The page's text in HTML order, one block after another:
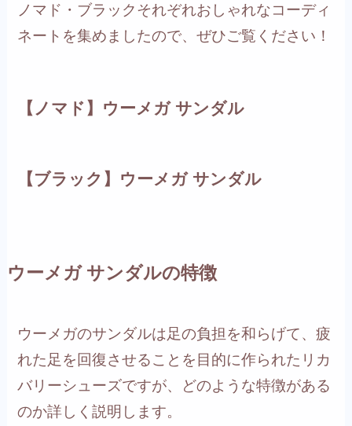
ノマド・ブラックそれぞれおしゃれなコーディ
ネートを集めましたので、ぜひご覧ください！
【ノマド】ウーメガ サンダル
【ブラック】ウーメガ サンダル
ウーメガ サンダルの特徴
ウーメガのサンダルは足の負担を和らげて、疲
れた足を回復させることを目的に作られたリカ
バリーシューズですが、どのような特徴がある
のか詳しく説明します。